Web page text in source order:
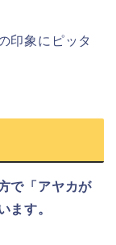
印象にピッタ
で「 アヤカが
ます。